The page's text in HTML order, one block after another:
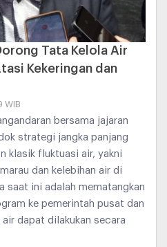
Tata Kelola Air
Kekeringan dan
WIB
bersama jajaran
strategi jangka panjang
klasik fluktuasi air, yakni
dan kelebihan air di
saat ini adalah mematangkan
ke pemerintah pusat dan
dapat dilakukan secara